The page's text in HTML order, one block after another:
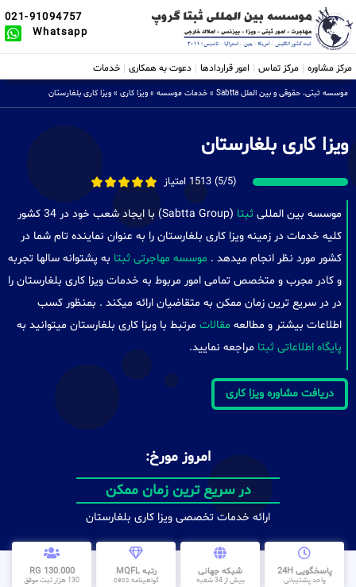
021-91094757
Whatsapp
مرکز مشاوره مرکز تماس امور قراردادها دعوت به همکاری خدمات
موسسه ثبتی، حقوقی و بین الملل Sabtta » خدمات موسسه » ویزا کاری » ویزا کاری بلغارستان
ویزا کاری بلغارستان
(5/5) 1513 امتیاز
موسسه بین المللی ثبتا
(Sabtta Group) با ایجاد شعب خود در 34 کشور
کلیه خدمات در زمینه ویزا کاری بلغارستان را به عنوان نماینده تام شما در
کشور مورد نظر انجام میدهد . موسسه مهاجرتی ثبتا به پشتوانه سالها تجربه
و کادر مجرب و متخصص تمامی امور مربوط به خدمات ویزا کاری بلغارستان را
در در سریع ترین زمان ممکن به متقاضیان ارائه میکند . بمنظور کسب
اطلاعات بیشتر و مطالعه مقالات مرتبط با ویزا کاری بلغارستان میتوانید به
پایگاه اطلاعاتی ثبتا مراجعه نمایید.
دریافت مشاوره ویزا کاری
امروز مورخ:
در سریع ترین زمان ممکن
ارائه خدمات تخصصی ویزا کاری بلغارستان
پاسخگویی 24H
واحد پشتیبانی
شبکه جهانی
بیش از 34 شعبه
رتبه MQFL
گواهینامه cess
130.000 RG
130 هزار ثبت موفق